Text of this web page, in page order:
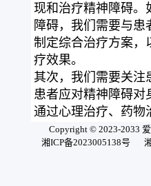
现和治疗精神障碍。
障碍，我们需要与患
制定综合治疗方案，
疗效果。
其次，我们需要关注
患者应对精神障碍对
通过心理治疗、药物
助患者减轻精神障碍
量和治疗效果。
Copyright © 2023-2033
湘ICP备2023005138号